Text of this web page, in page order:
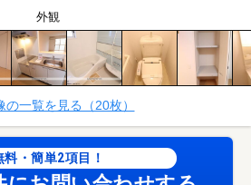
外観
の一覧を見る（20枚）
料・簡単2項目！